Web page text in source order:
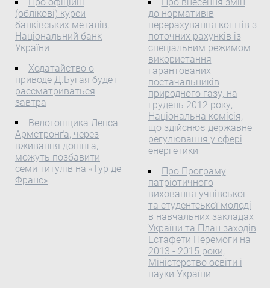
Бельгії. Швидкісне
сполучення з Лондоном і
Парижем також
порушене.
(облікові) курси
банківських металів,
Національний банк
України
Ходатайство о
приводе Д.Бугая будет
рассматриваться
завтра
Велогонщика Ленса
Армстронґа, через
вживання допінга,
можуть позбавити
семи титулів на «Тур де
Франс»
закуплених за кошти
Державного бюджету
України на 2012 рік,
Міністерство охорони
здоров'я України
Про розподіл виробів
медичного призначення
для хворих із серцево-
судинними та судинно-
мозковими
захворюваннями,
закуплених за кошти
Державного бюджету
України на 2012 рік
до нормативів
перерахування коштів з
поточних рахунків із
спеціальним режимом
використання
гарантованих
постачальників
природного газу, на
грудень 2012 року,
Національна комісія,
що здійснює державне
регулювання у сфері
енергетики
Про Програму
патріотичного
виховання учнівської
та студентської молоді
в навчальних закладах
України та План заходів
Естафети Перемоги на
2013 - 2015 роки,
Міністерство освіти і
науки України